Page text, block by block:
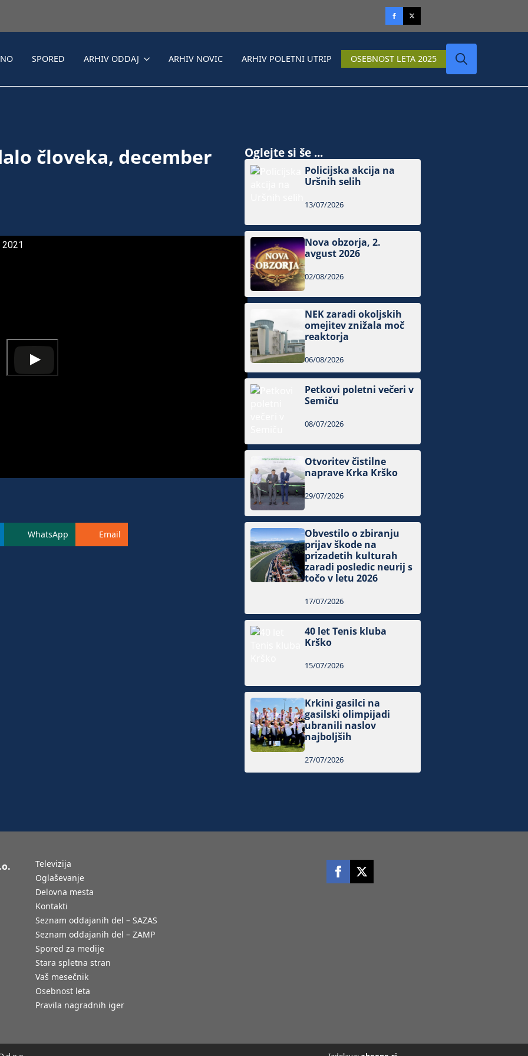
SPORED ARHIV ODDAJ ARHIV NOVIC ARHIV POLETNI UTRIP OSEBNOST LETA 2025
človeka, december
WhatsApp Email
Oglejte si še ...
Policijska akcija na
Uršnih selih
13/07/2026
Nova obzorja, 2.
avgust 2026
02/08/2026
NEK zaradi okoljskih
omejitev znižala moč
reaktorja
06/08/2026
Petkovi poletni večeri v
Semiču
08/07/2026
Otvoritev čistilne
naprave Krka Krško
29/07/2026
Obvestilo o zbiranju
prijav škode na
prizadetih kulturah
zaradi posledic neurij s
točo v letu 2026
17/07/2026
40 let Tenis kluba
Krško
15/07/2026
Krkini gasilci na
gasilski olimpijadi
ubranili naslov
najboljših
27/07/2026
Televizija
Oglaševanje
Delovna mesta
Kontakti
Seznam oddajanih del – SAZAS
Seznam oddajanih del – ZAMP
Spored za medije
Stara spletna stran
Vaš mesečnik
Osebnost leta
Pravila nagradnih iger